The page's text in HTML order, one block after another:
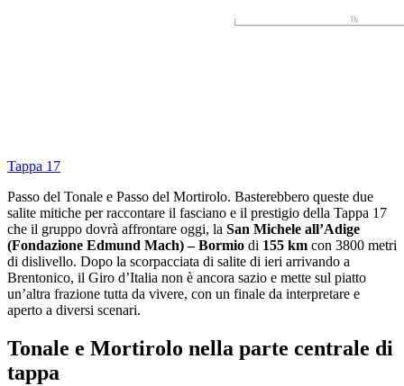
Tappa 17
Passo del Tonale e Passo del Mortirolo. Basterebbero queste due
salite mitiche per raccontare il fasciano e il prestigio della Tappa 17
che il gruppo dovrà affrontare oggi, la San Michele all’Adige
(Fondazione Edmund Mach) – Bormio di 155 km con 3800 metri
di dislivello. Dopo la scorpacciata di salite di ieri arrivando a
Brentonico, il Giro d’Italia non è ancora sazio e mette sul piatto
un’altra frazione tutta da vivere, con un finale da interpretare e
aperto a diversi scenari.
Tonale e Mortirolo nella parte centrale di
tappa